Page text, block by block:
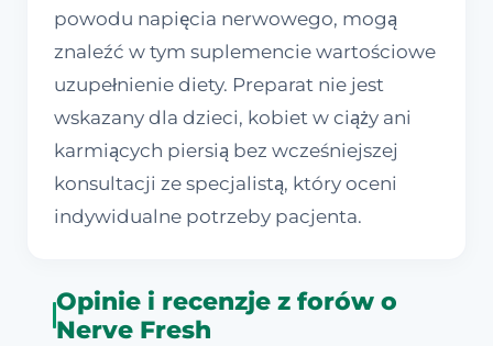
powodu napięcia nerwowego, mogą
znaleźć w tym suplemencie wartościowe
uzupełnienie diety. Preparat nie jest
wskazany dla dzieci, kobiet w ciąży ani
karmiących piersią bez wcześniejszej
konsultacji ze specjalistą, który oceni
indywidualne potrzeby pacjenta.
Opinie i recenzje z forów o
Nerve Fresh